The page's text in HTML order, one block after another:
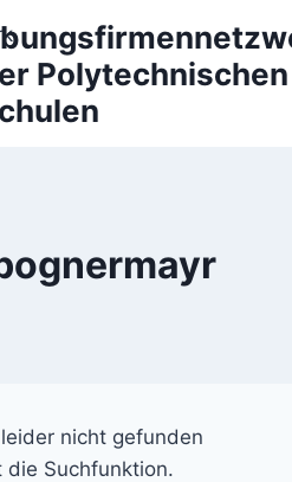
Polytechnischen
nicht gefunden
Suchfunktion.